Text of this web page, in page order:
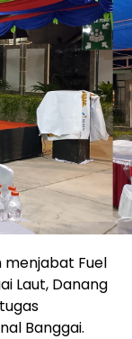
menjabat Fuel
Laut, Danang
Banggai.